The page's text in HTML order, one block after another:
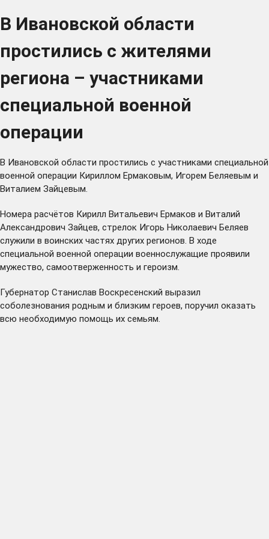
В Ивановской области
простились с жителями
региона – участниками
специальной военной
операции
В Ивановской области простились с участниками специальной
военной операции Кириллом Ермаковым, Игорем Беляевым и
Виталием Зайцевым.
Номера расчётов Кирилл Витальевич Ермаков и Виталий
Александрович Зайцев, стрелок Игорь Николаевич Беляев
служили в воинских частях других регионов. В ходе
специальной военной операции военнослужащие проявили
мужество, самоотверженность и героизм.
Губернатор Станислав Воскресенский выразил
соболезнования родным и близким героев, поручил оказать
всю необходимую помощь их семьям.